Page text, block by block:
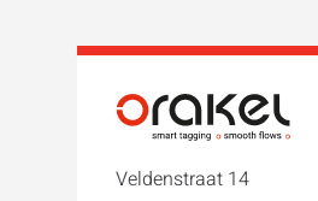
Veldenstraat 14